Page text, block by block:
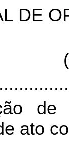
DE
de
ato